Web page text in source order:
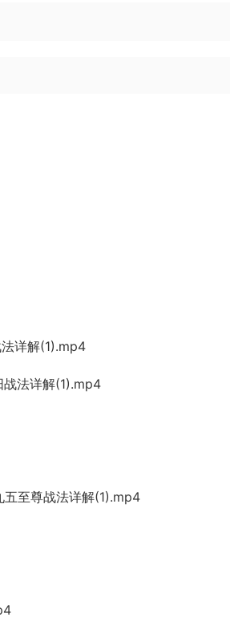
详解(1).mp4
法详解(1).mp4
至尊战法详解(1).mp4